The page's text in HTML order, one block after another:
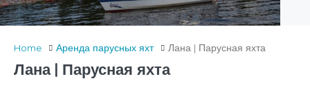
Home Аренда парусных яхт Лана | Парусная яхта
Лана | Парусная яхта